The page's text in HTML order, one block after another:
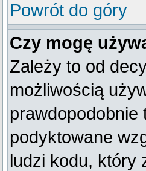
Powrót do góry
Czy mogę
Zależy to od
możliwością
prawdopodobnie
podyktowane
ludzi kodu, który